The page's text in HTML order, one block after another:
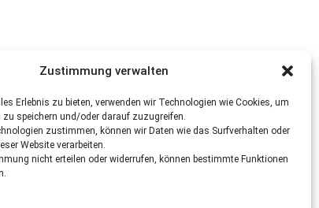
Zustimmung verwalten
Erlebnis zu bieten, verwenden wir Technologien wie Cookies, um
speichern und/oder darauf zuzugreifen.
zustimmen, können wir Daten wie das Surfverhalten oder
Website verarbeiten.
nicht erteilen oder widerrufen, können bestimmte Funktionen